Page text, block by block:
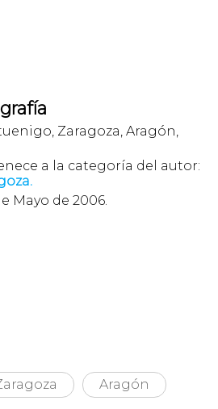
Zaragoza, Aragón,
a la categoría del autor:
Mayo de 2006.
Aragón